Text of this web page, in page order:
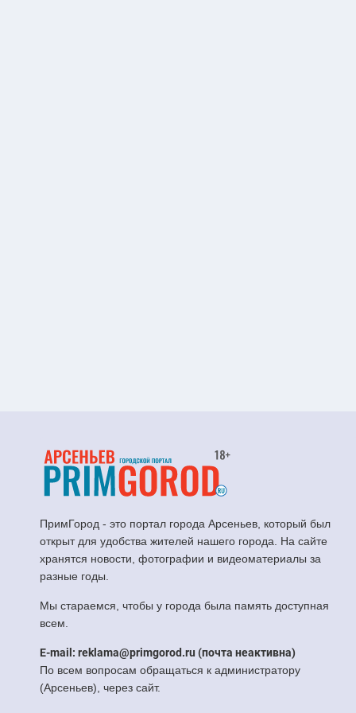
ПримГород - это портал города Арсеньев, который был
открыт для удобства жителей нашего города. На сайте
хранятся новости, фотографии и видеоматериалы за
разные годы.
Мы стараемся, чтобы у города была память доступная
всем.
E-mail: reklama@primgorod.ru (почта неактивна)
По всем вопросам обращаться к администратору
(Арсеньев), через сайт.